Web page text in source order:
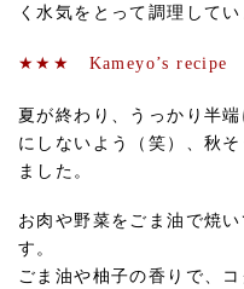
く水気をとって調理してい
★★★ Kameyo’s
夏が終わり、うっかり半
にしないよう（笑）、秋
ました。
お肉や野菜をごま油で焼
す。
ごま油や柚子の香りで、